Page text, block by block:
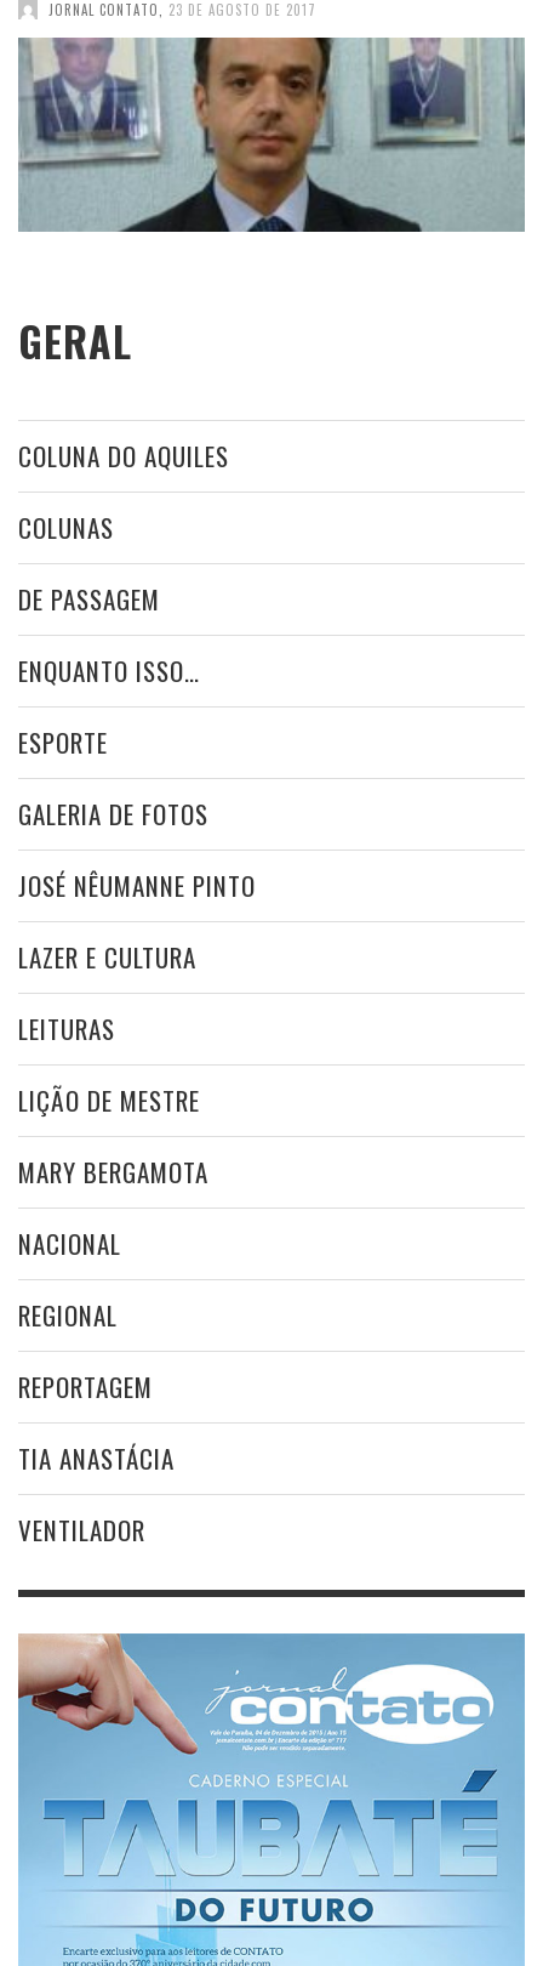
JORNAL CONTATO 23 DE AGOSTO DE 2017
GERAL
COLUNA DO AQUILES
COLUNAS
DE PASSAGEM
ENQUANTO ISSO…
ESPORTE
GALERIA DE FOTOS
JOSÉ NÊUMANNE PINTO
LAZER E CULTURA
LEITURAS
LIÇÃO DE MESTRE
MARY BERGAMOTA
NACIONAL
REGIONAL
REPORTAGEM
TIA ANASTÁCIA
VENTILADOR